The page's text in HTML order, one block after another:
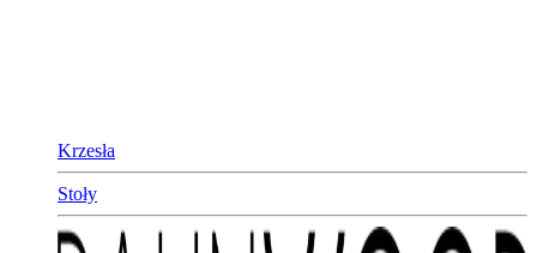
Krzesła
Stoły